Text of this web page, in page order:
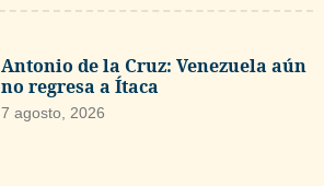
Antonio de la Cruz: Venezuela aún
no regresa a Ítaca
7 agosto, 2026